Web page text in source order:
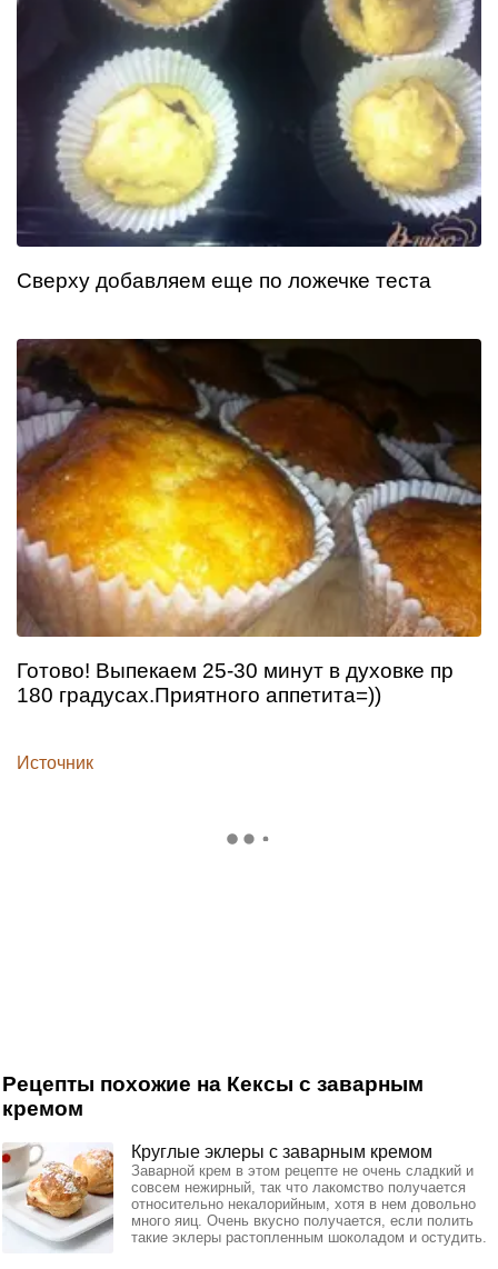
Сверху добавляем еще по ложечке теста
Готово! Выпекаем 25-30 минут в духовке пр
180 градусах.Приятного аппетита=))
Источник
Рецепты похожие на Кексы с заварным
кремом
Круглые эклеры с заварным кремом
Заварной крем в этом рецепте не очень сладкий и
совсем нежирный, так что лакомство получается
относительно некалорийным, хотя в нем довольно
много яиц. Очень вкусно получается, если полить
такие эклеры растопленным шоколадом и остудить.